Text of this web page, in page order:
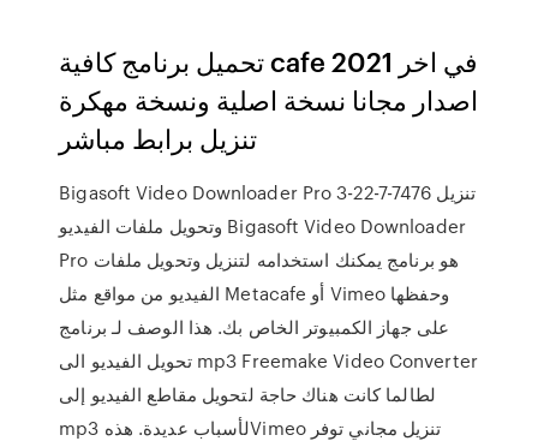
تحميل برنامج كافية cafe 2021 في اخر
اصدار مجانا نسخة اصلية ونسخة مهكرة
تنزيل برابط مباشر
Bigasoft Video Downloader Pro 3-22-7-7476 تنزيل
وتحويل ملفات الفيديو Bigasoft Video Downloader
Pro هو برنامج يمكنك استخدامه لتنزيل وتحويل ملفات
الفيديو من مواقع مثل Metacafe أو Vimeo وحفظها
على جهاز الكمبيوتر الخاص بك. هذا الوصف لـ برنامج
تحويل الفيديو الى mp3 Freemake Video Converter
لطالما كانت هناك حاجة لتحويل مقاطع الفيديو إلى
mp3 لأسباب عديدة. هذهVimeo تنزيل مجاني توفر